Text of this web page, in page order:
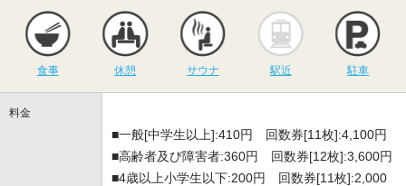
食事 休憩
サウナ
サウナ 駅近 駐車
料金
■一般[中学生以上]:410円 回数券[11枚]:4,100円
■高齢者及び障害者:360円 回数券[12枚]:3,600円
■4歳以上小学生以下:200円 回数券[11枚]:2,000